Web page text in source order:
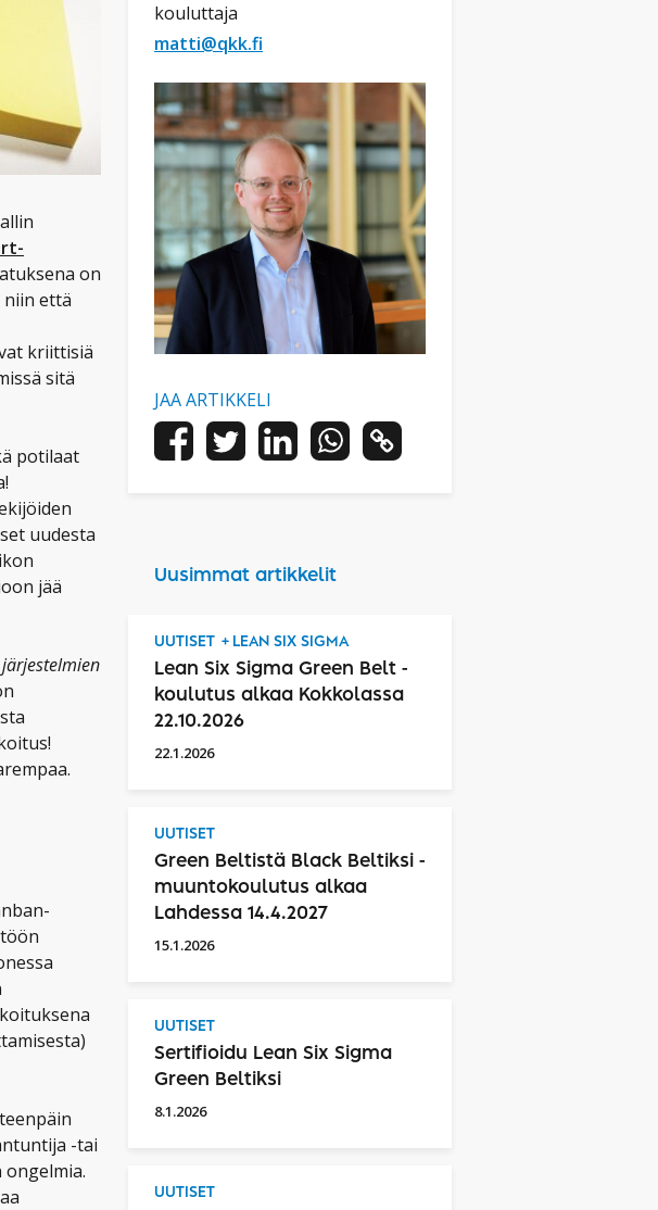
on
että
kriittisiä
sitä
potilaat
uudesta
jää
-tai
kouluttaja
matti@qkk.fi
JAA ARTIKKELI
Uusimmat artikkelit
UUTISET LEAN SIX SIGMA
Lean Six Sigma Green Belt -
koulutus alkaa Kokkolassa
22.10.2026
22.1.2026
UUTISET
Green Beltistä Black Beltiksi -
muuntokoulutus alkaa
Lahdessa 14.4.2027
15.1.2026
UUTISET
Sertifioidu Lean Six Sigma
Green Beltiksi
8.1.2026
UUTISET